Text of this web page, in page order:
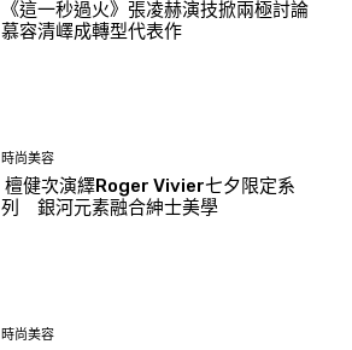
《這一秒過火》張凌赫演技掀兩極討論
慕容清嶧成轉型代表作
時尚美容
檀健次演繹Roger Vivier七夕限定系
列 銀河元素融合紳士美學
時尚美容